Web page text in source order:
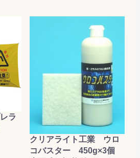
ラ
クリアライト工業 ウロ
コバスター 450g×3個